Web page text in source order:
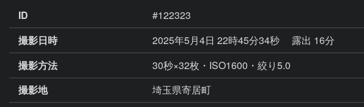
ID
#122323
撮影日時
2025年5月4日 22時45分34秒
露出 16分
撮影方法
30秒×32枚・ISO1600・絞り5.0
撮影地
埼玉県寄居町